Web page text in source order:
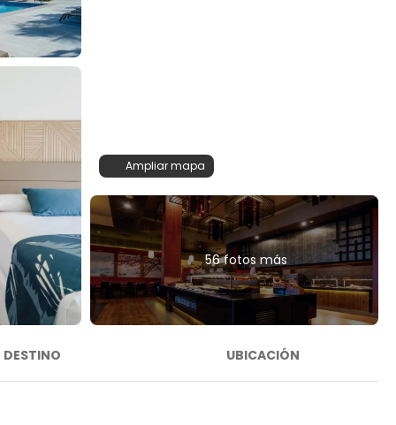
Ampliar mapa
56 fotos más
DESTINO UBICACIÓN